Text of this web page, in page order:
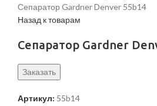
Сепаратор Gardner Denver 55b14
Назад к товарам
Сепаратор Gardner
Заказать
Артикул: 55b14